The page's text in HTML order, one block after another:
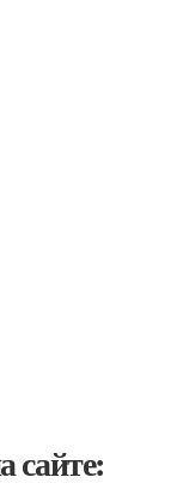
сайте: